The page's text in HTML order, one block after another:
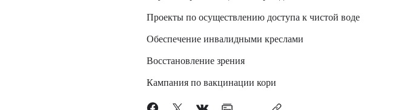
Проекты по осуществлению доступа к чистой воде
Обеспечение инвалидными креслами
Восстановление зрения
Кампания по вакцинации кори